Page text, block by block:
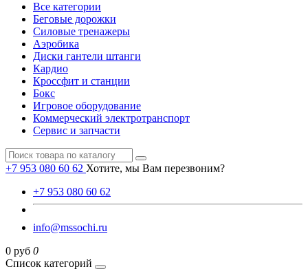
Все категории
Беговые дорожки
Силовые тренажеры
Аэробика
Диски гантели штанги
Кардио
Кроссфит и станции
Бокс
Игровое оборудование
Коммерческий электротранспорт
Сервис и запчасти
+7 953 080 60 62 Хотите, мы Вам перезвоним?
+7 953 080 60 62
info@mssochi.ru
0 руб 0
Список категорий